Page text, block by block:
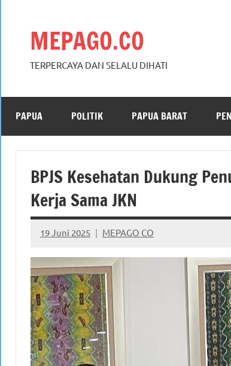
MEPAGO.CO
TERPERCAYA DAN SELALU DIHATI
PAPUA POLITIK PAPUA BARAT
BPJS Kesehatan Dukung
Kerja Sama JKN
19 Juni 2025 MEPAGO CO
No
comments